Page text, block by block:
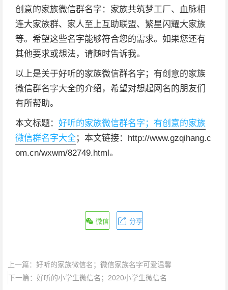
创意的家族微信群名字：家族共筑梦工厂、血脉相
连大家族群、家人至上互助联盟、繁星闪耀大家族
等。希望这些名字能够符合您的需求。如果您还有
其他要求或想法，请随时告诉我。
以上是关于好听的家族微信群名字；有创意的家族
微信群名字大全的介绍，希望对想起网名的朋友们
有所帮助。
本文标题： 好听的家族微信群名字；有创意的家族
微信群名字大全；本文链接：http://www.gzqihang.c
om.cn/wxwm/82749.html。
微信 分享
上一篇： 好听的家族微信名；微信家族名字可爱温馨
下一篇： 好听的小学生微信名；2020小学生微信名